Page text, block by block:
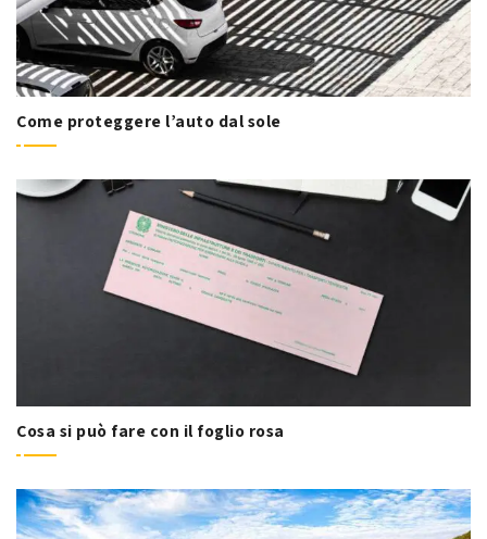
Come proteggere l’auto dal sole
Cosa si può fare con il foglio rosa